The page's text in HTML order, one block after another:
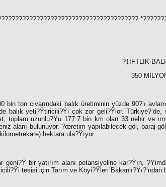
?‡İFTLİK
350
bin ton civarındaki balık üretiminin yüzde 90?’ı
balık yeti?Ÿtiricili?Ÿi çok zor geli?Ÿior.
toplam uzunlu?Ÿu 177.7 bin km olan 33 nehir ve
alanı bulunuyor. ?œretim yapılabilecek göl, baraj
hektara ula?Ÿıyor.
geni?Ÿ bir yatırım alanı potansiyeline kar?Ÿın,
tesisi için Tarım ve Köyi?Ÿleri